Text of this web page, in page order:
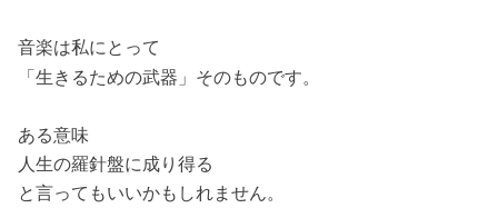
音楽は私にとって
「生きるための武器」そのものです。
ある意味
人生の羅針盤に成り得る
と言ってもいいかもしれません。